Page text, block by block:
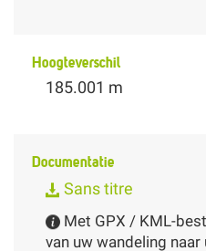
Hoogteverschil
185.001 m
Documentatie
Sans titre
Met GPX / KML-
van uw wandeling